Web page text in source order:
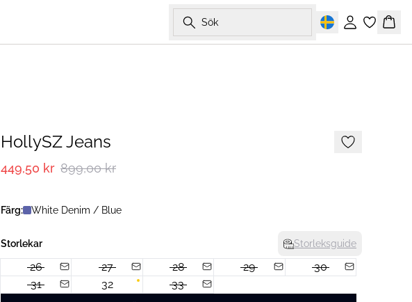
Sök
Logga inKorg
HollySZ Jeans
449,50 kr 899,00 kr
Färg: White Denim / Blue
Storlekar Storleksguide
26 27 28 29
30
31
32
33